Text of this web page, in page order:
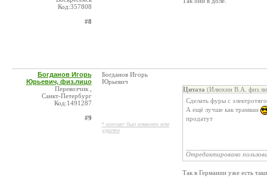
Код:357808
#8
Богданов Игорь
Юрьевич, физ.лицо
Перевозчик ,
Санкт-Петербург
Код:1491287
#9
Богданов Игорь
Юрьевич
* контакт был изменен или
удален
Цитата (Илюхин В.А.
Сделать фуры с
А ещё лучше как трамваи
продатут
Отредактировано
Так в Германии уже есть